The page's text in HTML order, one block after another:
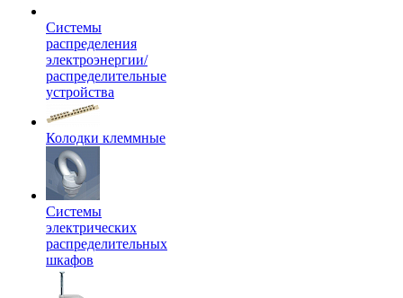
Системы
распределения
электроэнергии/
распределительные
устройства
Колодки клеммные
Системы
электрических
распределительных
шкафов